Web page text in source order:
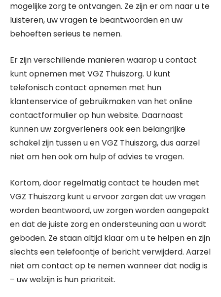
mogelijke zorg te ontvangen. Ze zijn er om naar u te
luisteren, uw vragen te beantwoorden en uw
behoeften serieus te nemen.
Er zijn verschillende manieren waarop u contact
kunt opnemen met VGZ Thuiszorg. U kunt
telefonisch contact opnemen met hun
klantenservice of gebruikmaken van het online
contactformulier op hun website. Daarnaast
kunnen uw zorgverleners ook een belangrijke
schakel zijn tussen u en VGZ Thuiszorg, dus aarzel
niet om hen ook om hulp of advies te vragen.
Kortom, door regelmatig contact te houden met
VGZ Thuiszorg kunt u ervoor zorgen dat uw vragen
worden beantwoord, uw zorgen worden aangepakt
en dat de juiste zorg en ondersteuning aan u wordt
geboden. Ze staan altijd klaar om u te helpen en zijn
slechts een telefoontje of bericht verwijderd. Aarzel
niet om contact op te nemen wanneer dat nodig is
– uw welzijn is hun prioriteit.